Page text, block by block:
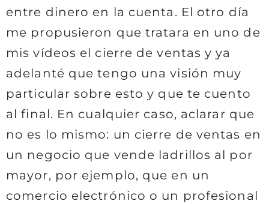
entre dinero en la cuenta. El otro día
me propusieron que tratara en uno de
mis vídeos el cierre de ventas y ya
adelanté que tengo una visión muy
particular sobre esto y que te cuento
al final. En cualquier caso, aclarar que
no es lo mismo: un cierre de ventas en
un negocio que vende ladrillos al por
mayor, por ejemplo, que en un
comercio electrónico o un profesional